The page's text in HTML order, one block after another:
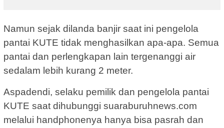
Namun sejak dilanda banjir saat ini pengelola
pantai KUTE tidak menghasilkan apa-apa. Semua
pantai dan perlengkapan lain tergenanggi air
sedalam lebih kurang 2 meter.
Aspadendi, selaku pemilik dan pengelola pantai
KUTE saat dihubunggi suaraburuhnews.com
melalui handphonenya hanya bisa pasrah dan